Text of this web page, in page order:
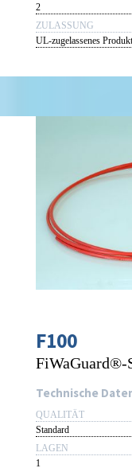
2
ZULASSUNG
UL-zugelassenes Produkt
F100
FiWaGuard®-
Technische
QUALITÄT
Standard
LAGEN
1